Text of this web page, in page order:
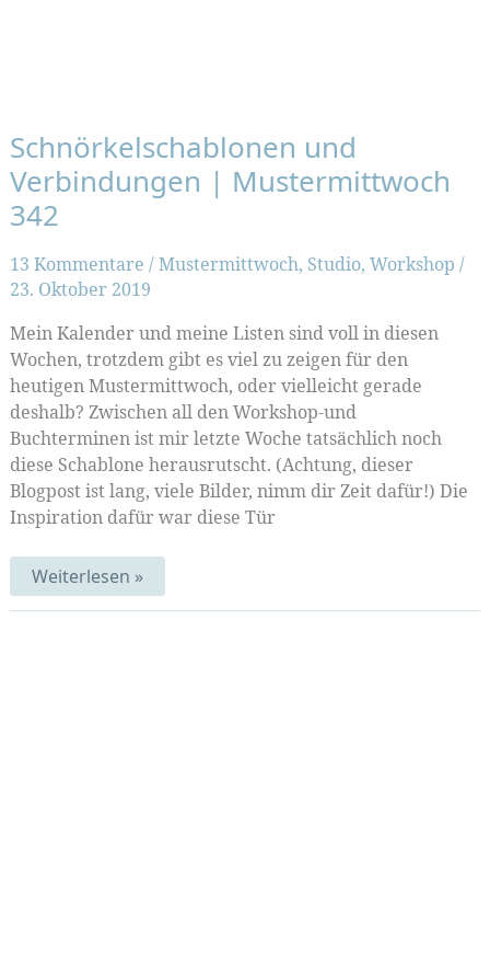
Schnörkelschablonen und
Verbindungen | Mustermittwoch
342
13 Kommentare /Mustermittwoch, Studio, Workshop /
23. Oktober 2019
Mein Kalender und meine Listen sind voll in diesen
Wochen, trotzdem gibt es viel zu zeigen für den
heutigen Mustermittwoch, oder vielleicht gerade
deshalb? Zwischen all den Workshop-und
Buchterminen ist mir letzte Woche tatsächlich noch
diese Schablone herausrutscht. (Achtung, dieser
Blogpost ist lang, viele Bilder, nimm dir Zeit dafür!) Die
Inspiration dafür war diese Tür
Schnörkelschablonen
und
Verbindungen
Weiterlesen »